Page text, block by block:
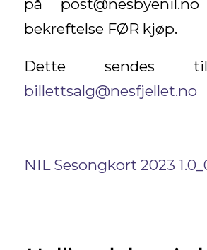
på
bekreftelse FØR kjøp.
Dette
billettsalg@nesfjellet.no
NIL Sesongkort 2023